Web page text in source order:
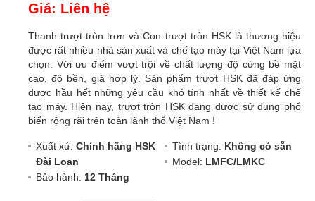
Giá: Liên hệ
Thanh trượt tròn trơn và Con trượt tròn HSK là thương hiệu
được rất nhiều nhà sản xuất và chế tạo máy tại Việt Nam lựa
chọn. Với ưu điểm vượt trội về chất lượng độ cứng bề mặt
cao, độ bền, giá hợp lý. Sản phẩm trượt HSK đã đáp ứng
được hầu hết những yêu cầu khó tính nhất về thiết kế chế
tạo máy. Hiện nay, trượt tròn HSK đang được sử dụng phổ
biến rộng rãi trên toàn lãnh thổ Việt Nam !
Xuất xứ: Chính hãng HSK
Đài Loan
Tình trạng: Không có sẵn
Model: LMFC/LMKC
Bảo hành: 12 Tháng